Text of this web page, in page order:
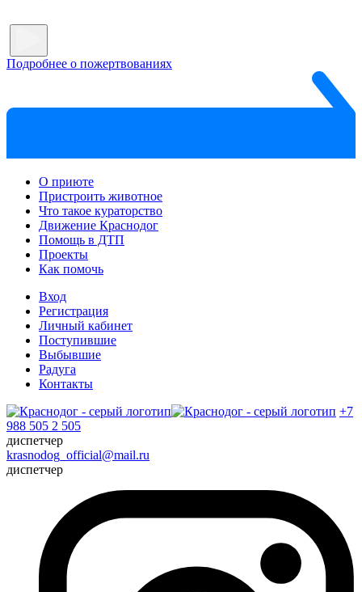
Подробнее о пожертвованиях
О приюте
Пристроить животное
Что такое кураторство
Движение Краснодог
Помощь в ДТП
Проекты
Как помочь
Вход
Регистрация
Личный кабинет
Поступившие
Выбывшие
Радуга
Контакты
+7
988 505 2 505
диспетчер
krasnodog_official@mail.ru
диспетчер